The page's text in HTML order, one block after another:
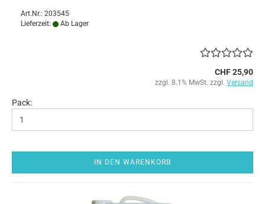
Art.Nr.: 203545
Lieferzeit:
Ab Lager
CHF 25,90
zzgl. 8.1% MwSt. zzgl. Versand
Pack:
IN DEN WARENKORB